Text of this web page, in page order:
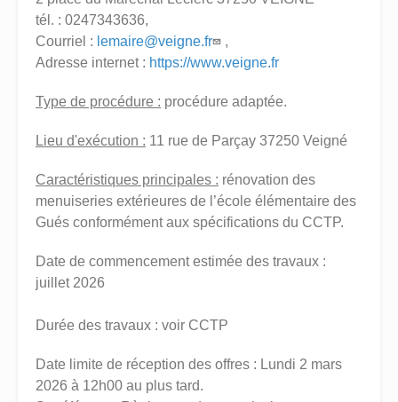
tél. : 0247343636,
Courriel : lemaire@veigne.fr
,
Adresse internet : https://www.veigne.fr
Type de procédure : procédure adaptée.
Lieu d'exécution : 11 rue de Parçay 37250 Veigné
Caractéristiques principales : rénovation des
menuiseries extérieures de l’école élémentaire des
Gués conformément aux spécifications du CCTP.
Date de commencement estimée des travaux :
juillet 2026
Durée des travaux : voir CCTP
Date limite de réception des offres : Lundi 2 mars
2026 à 12h00 au plus tard.